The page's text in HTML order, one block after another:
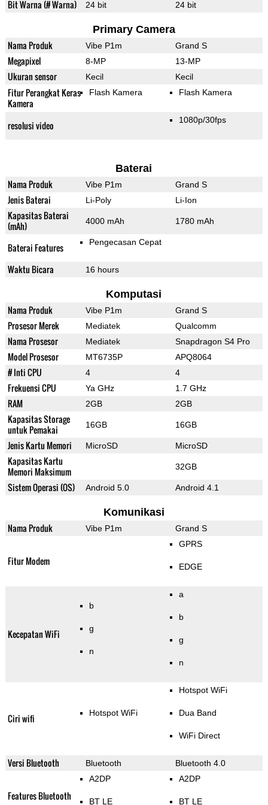
Bit Warna (# Warna) 24 bit 24 bit
Primary Camera
Nama Produk Vibe P1m Grand S
Megapixel 8-MP 13-MP
Ukuran sensor Kecil Kecil
Fitur Perangkat Keras
Kamera
Flash Kamera Flash Kamera
resolusi video 1080p/30fps
Baterai
Nama Produk Vibe P1m Grand S
Jenis Baterai Li-Poly Li-Ion
Kapasitas Baterai
(mAh)
4000 mAh 1780 mAh
Baterai Features Pengecasan Cepat
Waktu Bicara 16 hours
Komputasi
Nama Produk Vibe P1m Grand S
Prosesor Merek Mediatek Qualcomm
Nama Prosesor Mediatek Snapdragon S4 Pro
Model Prosesor MT6735P APQ8064
# Inti CPU 4 4
Frekuensi CPU Ya GHz 1.7 GHz
RAM 2GB 2GB
Kapasitas Storage
untuk Pemakai
16GB 16GB
Jenis Kartu Memori MicroSD MicroSD
Kapasitas Kartu
Memori Maksimum
32GB
Sistem Operasi (OS) Android 5.0 Android 4.1
Komunikasi
Nama Produk Vibe P1m Grand S
Fitur Modem
GPRS
EDGE
Kecepatan WiFi
b
g
n
a
b
g
n
Ciri wifi Hotspot WiFi
Hotspot WiFi
Dua Band
WiFi Direct
Versi Bluetooth Bluetooth Bluetooth 4.0
Features Bluetooth
A2DP
BT LE
A2DP
BT LE